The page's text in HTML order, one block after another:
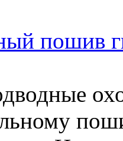
пошив